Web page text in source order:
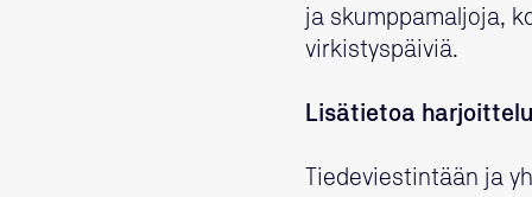
ja skumppamaljoja,
virkistyspäiviä.
Lisätietoa
Tiedeviestintään ja